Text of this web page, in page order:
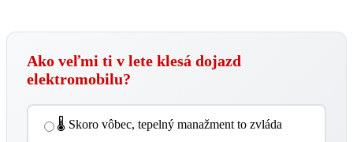
Ako veľmi ti v lete klesá dojazd
elektromobilu?
🌡 Skoro vôbec, tepelný manažment to zvláda